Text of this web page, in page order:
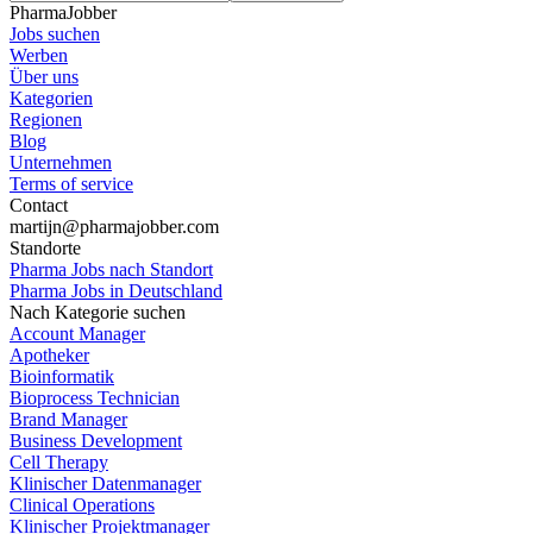
PharmaJobber
Jobs suchen
Werben
Über uns
Kategorien
Regionen
Blog
Unternehmen
Terms of service
Contact
martijn@pharmajobber.com
Standorte
Pharma Jobs nach Standort
Pharma Jobs in Deutschland
Nach Kategorie suchen
Account Manager
Apotheker
Bioinformatik
Bioprocess Technician
Brand Manager
Business Development
Cell Therapy
Klinischer Datenmanager
Clinical Operations
Klinischer Projektmanager